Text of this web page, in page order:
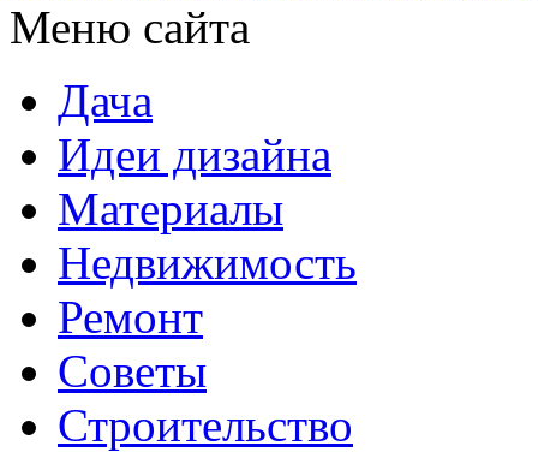
Меню сайта
Дача
Идеи дизайна
Материалы
Недвижимость
Ремонт
Советы
Строительство